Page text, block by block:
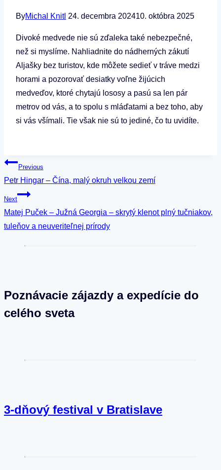
ByMichal Knitl 24. decembra 202410. októbra 2025
Divoké medvede nie sú zďaleka také nebezpečné,
než si myslíme. Nahliadnite do nádherných zákutí
Aljašky bez turistov, kde môžete sedieť v tráve medzi
horami a pozorovať desiatky voľne žijúcich
medveďov, ktoré chytajú lososy a pasú sa len pár
metrov od vás, a to spolu s mláďatami a bez toho, aby
si vás všímali. Tie však nie sú to jediné, čo tu uvidíte.
Navigácia
v
článku
Previous
Petr Hingar – Čína, malý okruh velkou zemí
Next
Matej Puček – Južná Georgia – skrytý klenot plný tučniakov,
tuleňov a neuveriteľnej prírody
Poznávacie zájazdy a expedície do
celého sveta
3-dňový festival v Bratislave